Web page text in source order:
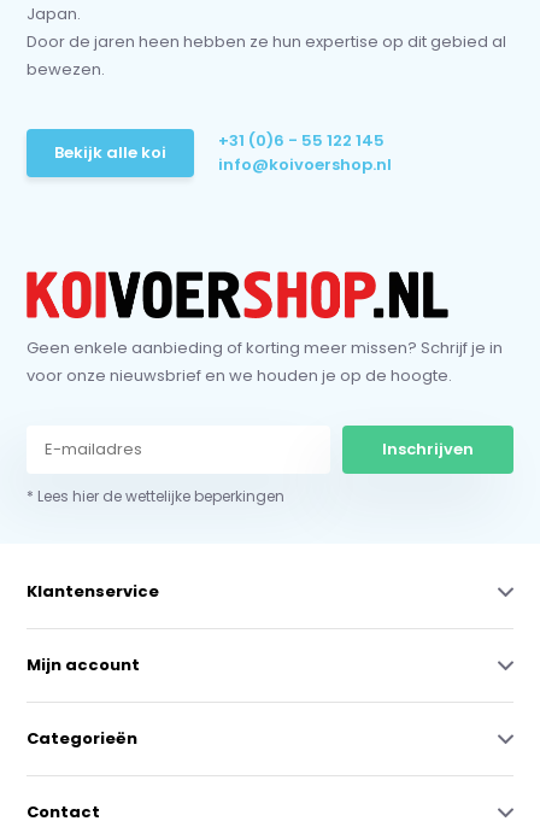
Japan.
Door de jaren heen hebben ze hun expertise op dit gebied al
bewezen.
Bekijk alle koi
+31 (0)6 - 55 122 145
info@koivoershop.nl
Geen enkele aanbieding of korting meer missen? Schrijf je in
voor onze nieuwsbrief en we houden je op de hoogte.
Inschrijven
* Lees hier de wettelijke beperkingen
Klantenservice
Mijn account
Categorieën
Contact